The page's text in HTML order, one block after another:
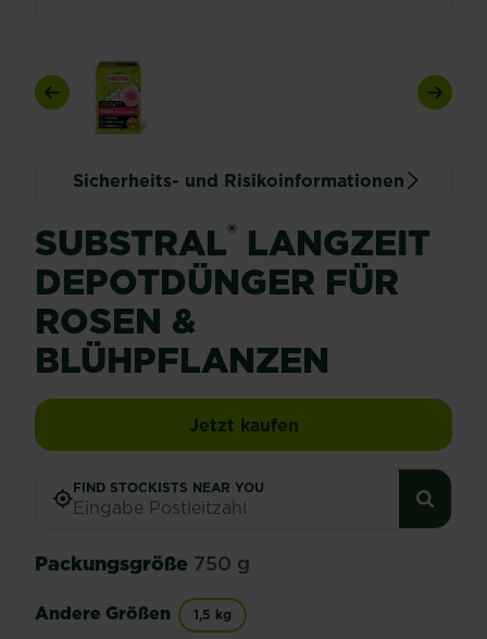
Previous Next
Sicherheits- und Risikoinformationen
SUBSTRAL® LANGZEIT
DEPOTDÜNGER FÜR
ROSEN &
BLÜHPFLANZEN
Jetzt kaufenSUBSTRAL®
FIND STOCKISTS NEAR YOU
Packungsgröße 750 g
Andere Größen 1,5 kg